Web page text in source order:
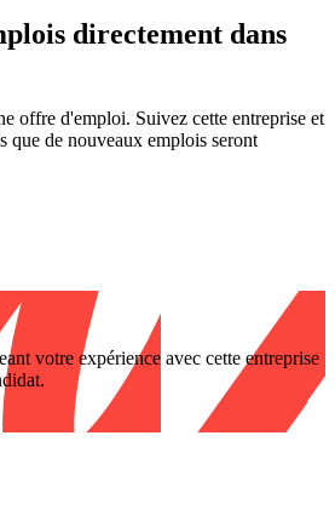
directement dans
offre d'emploi. Suivez cette entreprise et
que de nouveaux emplois seront
votre expérience avec cette entreprise